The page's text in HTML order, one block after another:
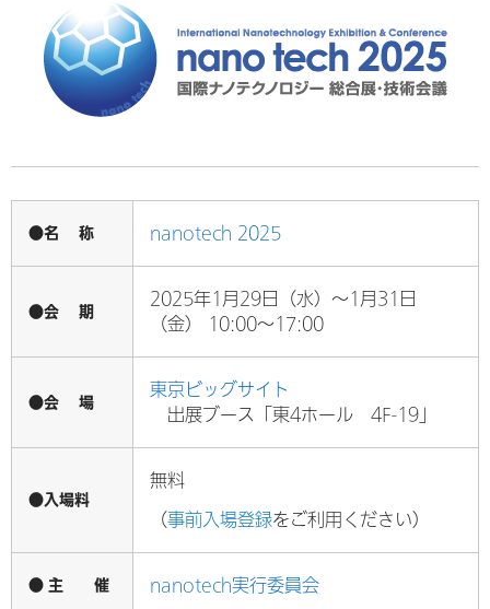
●名 称 nanotech 2025
●会 期
2025年1月29日（水）～1月31日
（金） 10:00～17:00
●会 場
東京ビッグサイト
出展ブース「東4ホール 4F-19 」
●入場料
無料
（事前入場登録をご利用ください）
● 主 催 nanotech実行委員会